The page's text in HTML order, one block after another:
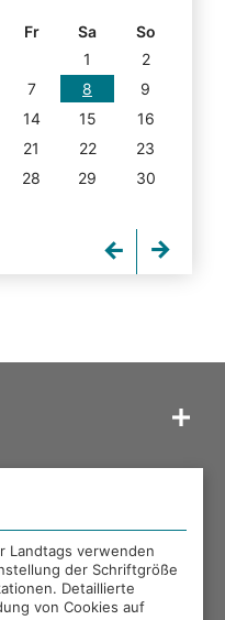
Fr Sa
So
1
2
7 8
9
14 15
16
21 22
23
28 29
30
LANDTAGS
Landtags verwenden
der Schriftgröße
Detaillierte
von Cookies auf